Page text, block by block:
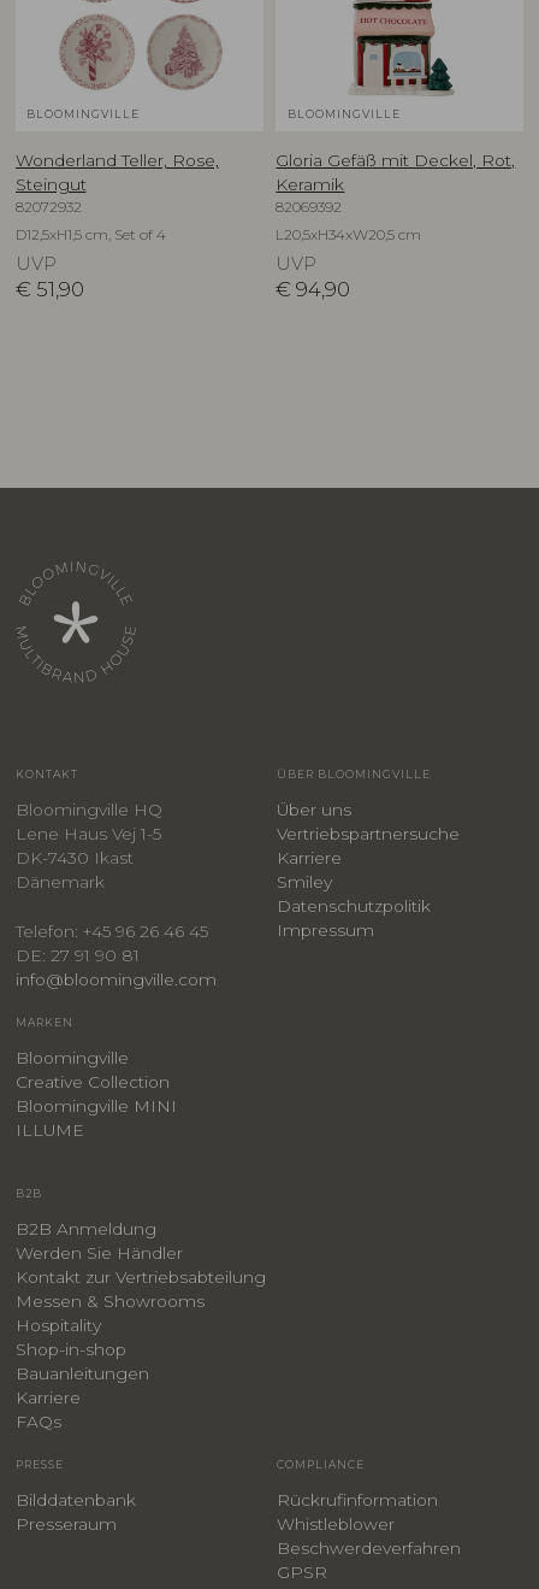
BLOOMINGVILLE
Wonderland Teller, Rose,
Steingut
82072932
D12,5xH1,5 cm, Set of 4
UVP
€ 51,90
BLOOMINGVILLE
Gloria Gefäß mit Deckel, Rot,
Keramik
82069392
L20,5xH34xW20,5 cm
UVP
€ 94,90
KONTAKT
Bloomingville HQ
Lene Haus Vej 1-5
DK-7430 Ikast
Dänemark
Telefon: +45 96 26 46 45
DE: 27 91 90 81
info@bloomingville.com
ÜBER BLOOMINGVILLE
Über uns
Vertriebspartnersuche
Karriere
Smiley
​Datenschutzpolitik
Impressum
MARKEN
Bloomingville
Creative Collection
Bloomingville MINI
ILLUME
B2B
B2B Anmeldung
Werden Sie Händler
Kontakt zur Vertriebsabteilung
Messen & Showrooms
Hospitality
Shop-in-shop
Bauanleitungen
​Karriere
FAQs
PRESSE
Bilddatenbank
Presseraum
COMPLIANCE
Rückrufinformation
Whistleblower
​Beschwerdeverfahren
GPSR